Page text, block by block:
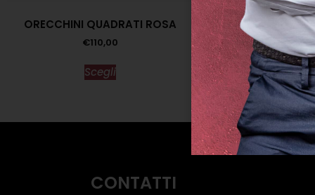
ORECCHINI QUADRATI ROSA
€110,00
Scegli
TUTA
€177,00 €
CONTATTI